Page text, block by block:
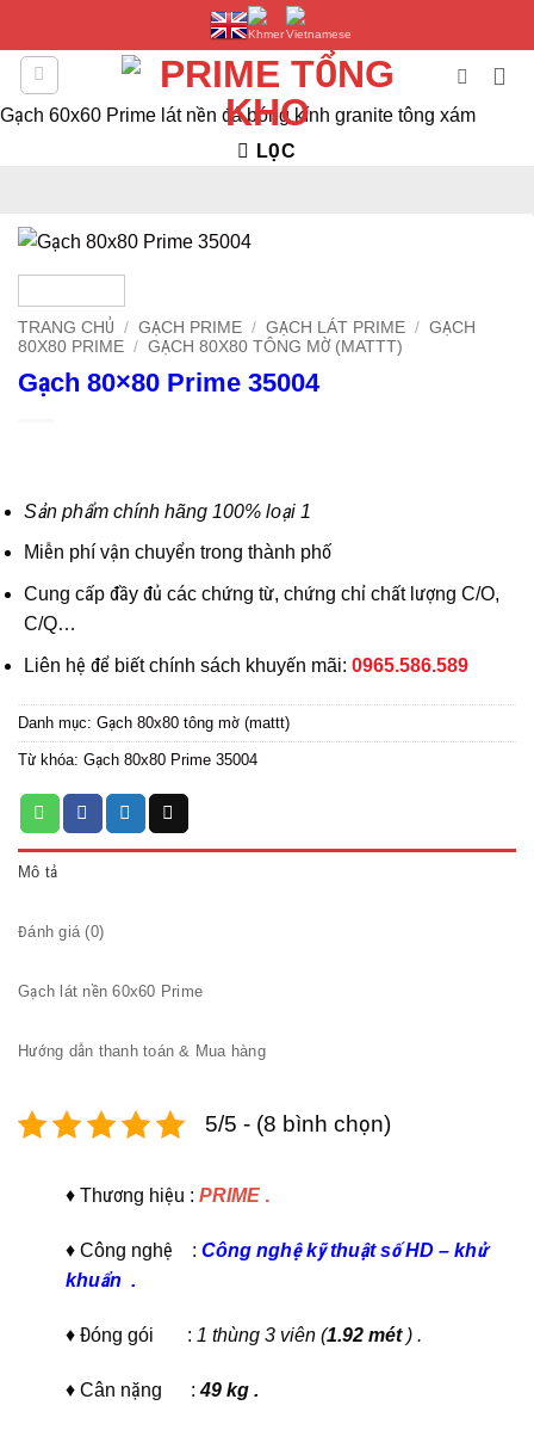
dung
Gạch 60x60 Prime lát nền đá bóng kính granite tông xám
LỌC
TRANG CHỦ / GẠCH PRIME / GẠCH LÁT PRIME / GẠCH
80X80 PRIME / GẠCH 80X80 TÔNG MỜ (MATTT)
Gạch 80×80 Prime 35004
Sản phẩm chính hãng 100% loại 1
Miễn phí vận chuyển trong thành phố
Cung cấp đầy đủ các chứng từ, chứng chỉ chất lượng C/O,
C/Q…
Liên hệ để biết chính sách khuyến mãi: 0965.586.589
Danh mục: Gạch 80x80 tông mờ (mattt)
Từ khóa: Gạch 80x80 Prime 35004
Mô tả
Đánh giá (0)
Gạch lát nền 60x60 Prime
Hướng dẫn thanh toán & Mua hàng
5/5 - (8 bình chọn)
♦ Thương hiệu : PRIME .
♦ Công nghệ : Công nghệ kỹ thuật số HD – khử
khuẩn .
♦ Đóng gói : 1 thùng 3 viên (1.92 mét) .
♦ Cân nặng :49 kg .